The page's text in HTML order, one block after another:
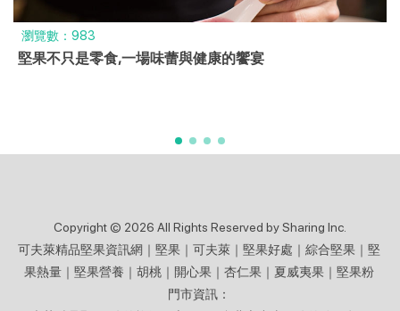
瀏覽數：983
堅果不只是零食,一場味蕾與健康的饗宴
Copyright © 2026 All Rights Reserved by Sharing Inc.
可夫萊精品堅果資訊網｜堅果｜可夫萊｜堅果好處｜綜合堅果｜堅
果熱量｜堅果營養｜胡桃｜開心果｜杏仁果｜夏威夷果｜堅果粉
門市資訊：